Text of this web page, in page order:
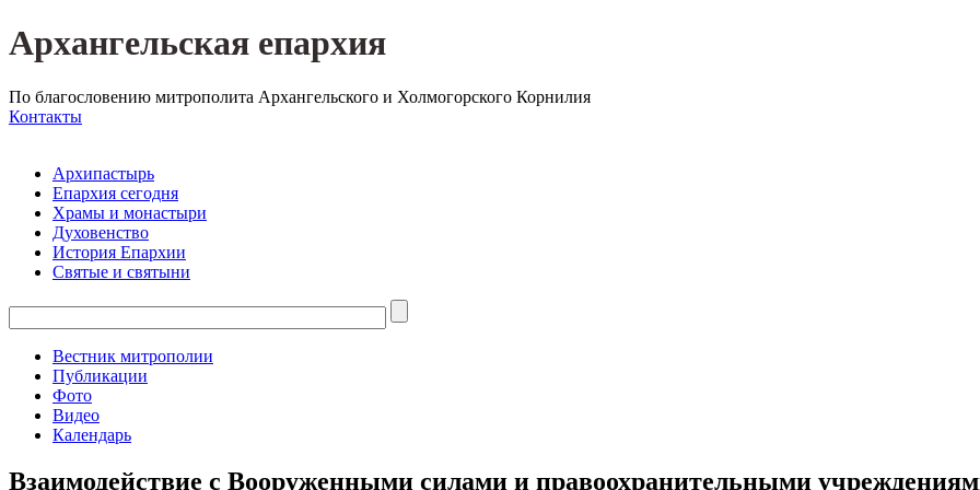
Архангельская епархия
По благословению митрополита Архангельского и Холмогорского Корнилия
Контакты
Архипастырь
Епархия сегодня
Храмы и монастыри
Духовенство
История Епархии
Святые и святыни
Вестник митрополии
Публикации
Фото
Видео
Календарь
Взаимодействие с Вооруженными силами и правоохранительными